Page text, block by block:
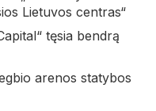
Lietuvos centras“
tęsia bendrą
arenos statybos